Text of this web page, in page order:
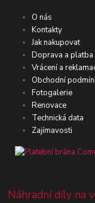
O nás
Kontakty
Jak nakupovat
Doprava a platba
Vrácení a
Obchodní
Fotogalerie
Renovace
Technická data
Zajímavosti
Náhradní díly na